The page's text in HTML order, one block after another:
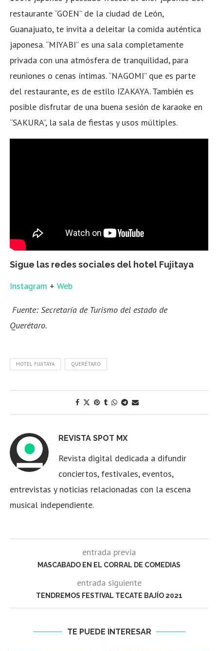
restaurante “GOEN” de la ciudad de León,
Guanajuato, te invita a deleitar la comida auténtica
japonesa. “MIYABI” es una sala completamente
privada con una atmósfera de tranquilidad, para
reuniones o cenas íntimas. “NAGOMI” que es parte
del restaurante, es de estilo IZAKAYA. También es
posible disfrutar de una buena sesión de karaoke en
“SAKURA”, la sala de fiestas y usos múltiples.
Sigue las redes sociales del hotel Fujitaya
Instagram + Web
Fuente: Secretaría de Turismo del estado de
Querétaro.
HOTEL FUJITAYA QUERÉTARO
REVISTA SPOT MX
Revista digital dedicada a difundir
conciertos, festivales, eventos,
entrevistas y noticias relacionadas con la escena
musical independiente.
entrada previa
MASCABADO EN EL CORRAL DE COMEDIAS
entrada siguiente
TENDREMOS FESTIVAL TECATE BAJÍO 2021
TE PUEDE INTERESAR